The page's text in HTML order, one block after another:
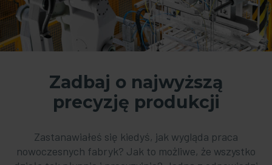
Zadbaj o najwyższą
precyzję produkcji
Zastanawiałeś się kiedyś, jak wygląda praca
nowoczesnych fabryk? Jak to możliwe, że wszystko